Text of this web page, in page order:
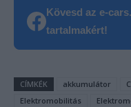
Kövesd az e-
tartalmakért!
CÍMKÉK akkumulátor
Elektromobilitás